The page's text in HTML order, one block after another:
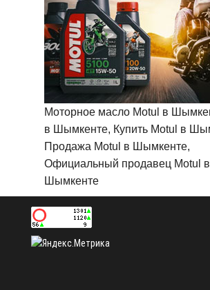
Моторное масло Motul в
в Шымкенте, Купить Motul в
Продажа Motul в Шымкенте,
Официальный продавец Motul в
Шымкенте